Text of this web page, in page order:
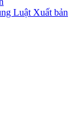
Luật Xuất bản